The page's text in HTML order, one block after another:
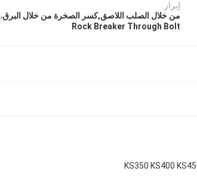
إبراز:
من خلال الصلب اللاصق,كسر الصخرة من خلال البرق,
Rock Breaker Through Bolt